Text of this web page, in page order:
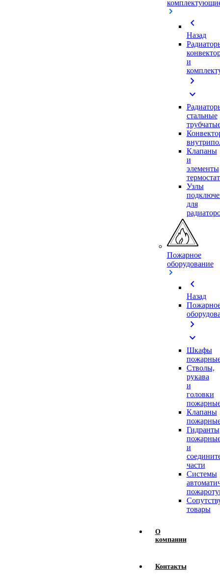
chevron_left
Назад
и
chevron_right
expand_more
стальные
Клапаны
и
элементы
Узлы
для
Пожарное
оборудование
chevron_left
Назад
chevron_right
expand_more
Шкафы
Стволы,
рукава
и
головки
Клапаны
Гидранты
и
части
Системы
товары
О
компании
Контакты